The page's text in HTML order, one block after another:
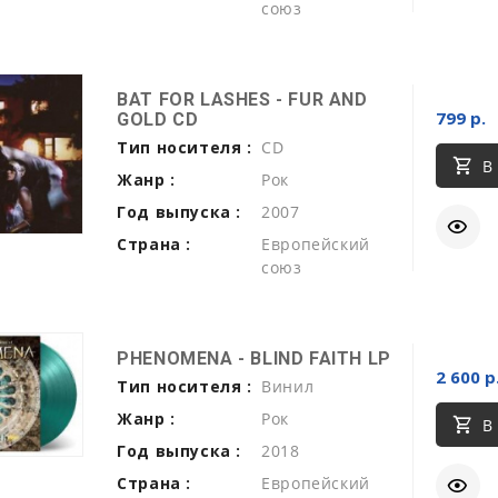
союз
BAT FOR LASHES - FUR AND
GOLD CD
Тип носителя : CD
Жанр :
Рок
Год выпуска :
2007
Страна :
Европейский
союз
799 р.
В
PHENOMENA - BLIND FAITH LP
Тип носителя : Винил
Жанр :
Рок
Год выпуска :
2018
Страна :
Европейский
2 600
В